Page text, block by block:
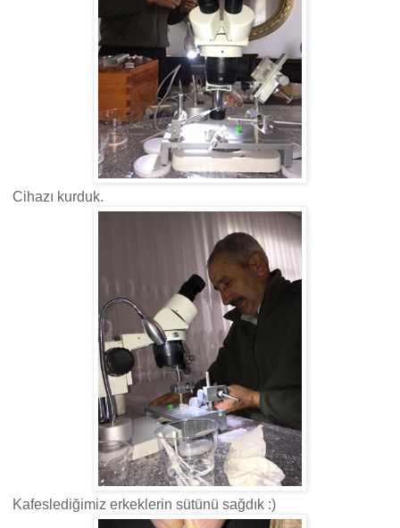
Cihazı kurduk.
Kafeslediğimiz erkeklerin sütünü sağdık :)